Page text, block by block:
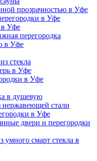
прозрачностью в Уфе
в Уфе
в Уфе
перегородка
в Уфе
стекла
в Уфе
в Уфе
в душевую
нержавеющей стали
в Уфе
двери и перегородки
умного смарт стекла в